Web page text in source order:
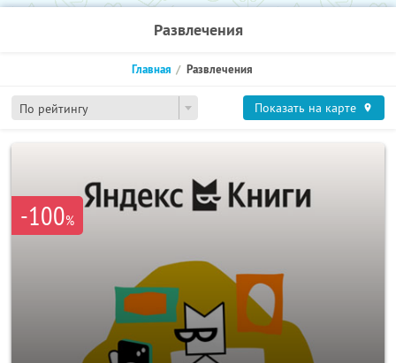
Развлечения
По рейтингу
Главная Развлечения
Показать на карте
-100%